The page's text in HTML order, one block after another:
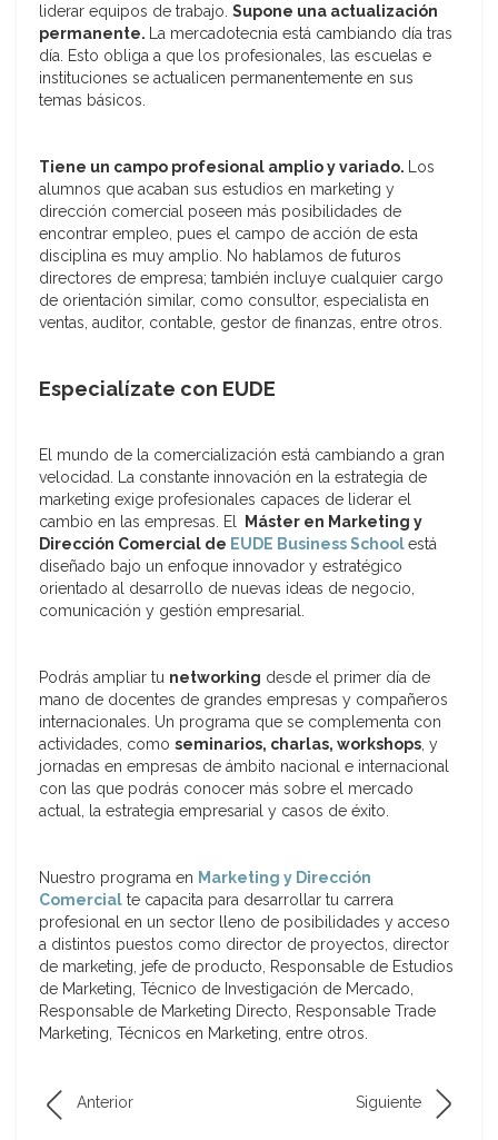
liderar equipos de trabajo. Supone una actualización
permanente. La mercadotecnia está cambiando día tras
día. Esto obliga a que los profesionales, las escuelas e
instituciones se actualicen permanentemente en sus
temas básicos.
Tiene un campo profesional amplio y variado. Los
alumnos que acaban sus estudios en marketing y
dirección comercial poseen más posibilidades de
encontrar empleo, pues el campo de acción de esta
disciplina es muy amplio. No hablamos de futuros
directores de empresa; también incluye cualquier cargo
de orientación similar, como consultor, especialista en
ventas, auditor, contable, gestor de finanzas, entre otros.
Especialízate con EUDE
El mundo de la comercialización está cambiando a gran
velocidad. La constante innovación en la estrategia de
marketing exige profesionales capaces de liderar el
cambio en las empresas. El
Máster en Marketing y
Dirección Comercial de EUDE Business Schoolestá
diseñado bajo un enfoque innovador y estratégico
orientado al desarrollo de nuevas ideas de negocio,
comunicación y gestión empresarial.
Podrás ampliar tu networking desde el primer día de
mano de docentes de grandes empresas y compañeros
internacionales. Un programa que se complementa con
actividades, como seminarios, charlas, workshops, y
jornadas en empresas de ámbito nacional e internacional
con las que podrás conocer más sobre el mercado
actual, la estrategia empresarial y casos de éxito.
Nuestro programa en Marketing y Dirección
Comercial te capacita para desarrollar tu carrera
profesional en un sector lleno de posibilidades y acceso
a distintos puestos como director de proyectos, director
de marketing, jefe de producto, Responsable de Estudios
de Marketing, Técnico de Investigación de Mercado,
Responsable de Marketing Directo, Responsable Trade
Marketing, Técnicos en Marketing, entre otros.
Anterior Siguiente